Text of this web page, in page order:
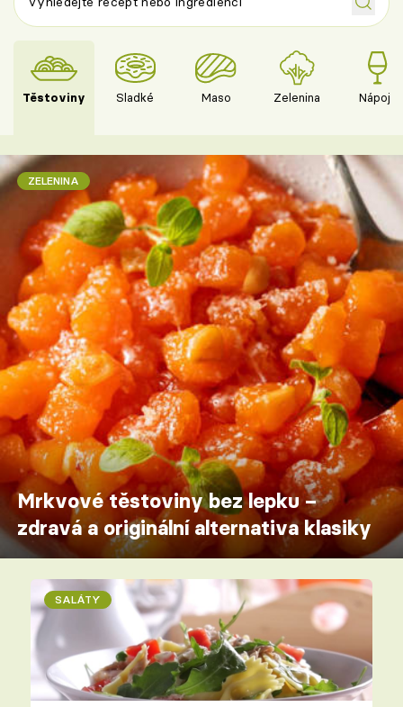
Těstoviny Sladké Maso Zelenina Nápoje
ZELENINA
Mrkvové těstoviny bez lepku –
zdravá a originální alternativa klasiky
SALÁTY